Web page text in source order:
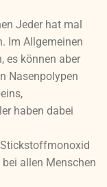
Jeder hat mal
Im Allgemeinen
es können aber
Nasenpolypen
haben dabei
allen Menschen